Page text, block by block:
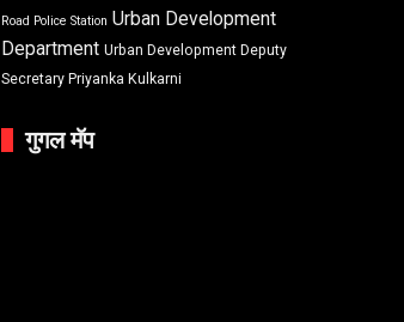
Road Police Station Urban Development
Department Urban Development Deputy
Secretary Priyanka Kulkarni
गुगल मॅप